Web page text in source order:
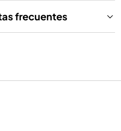
frecuentes